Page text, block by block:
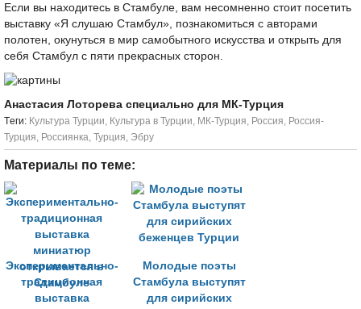
Если вы находитесь в Стамбуле, вам несомненно стоит посетить
выставку «Я слушаю Стамбул», познакомиться с авторами
полотен, окунуться в мир самобытного искусства и открыть для
себя Стамбул с пяти прекрасных сторон.
Анастасия Лоторева специально для МК-Турция
Tеги: Культура Турции, Культура в Турции, МК-Турция, Россия, Россия-
Турция, Россиянка, Турция, Эбру
Материалы по теме:
Экспериментально-
традиционная
выставка
Молодые поэты
Стамбула выступят
для сирийских